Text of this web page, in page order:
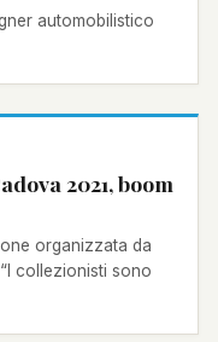
automobilistico
2021, boom
organizzata da
collezionisti sono